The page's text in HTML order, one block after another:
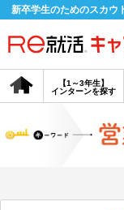
新卒学生のためのスカウ
【1～3年生】
インターンを探す
会員